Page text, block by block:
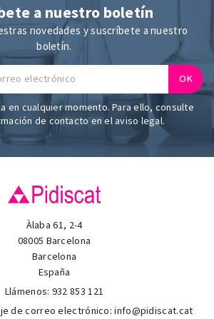
a nuestro boletín
novedades y suscríbete a nuestro
boletín.
en cualquier momento. Para ello, consulte
de contacto en el aviso legal.
Àlaba 61, 2-4
08005 Barcelona
Barcelona
España
Llámenos: 932 853 121
de correo electrónico:info@pidiscat.cat